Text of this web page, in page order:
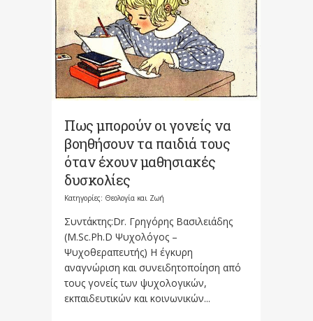
Πως μπορούν οι γονείς να
βοηθήσουν τα παιδιά τους
όταν έχουν μαθησιακές
δυσκολίες
Κατηγορίες: Θεολογία και Ζωή
Συντάκτης:Dr. Γρηγόρης Βασιλειάδης
(M.Sc.Ph.D Ψυχολόγος –
Ψυχοθεραπευτής) Η έγκυρη
αναγνώριση και συνειδητοποίηση από
τους γονείς των ψυχολογικών,
εκπαιδευτικών και κοινωνικών...